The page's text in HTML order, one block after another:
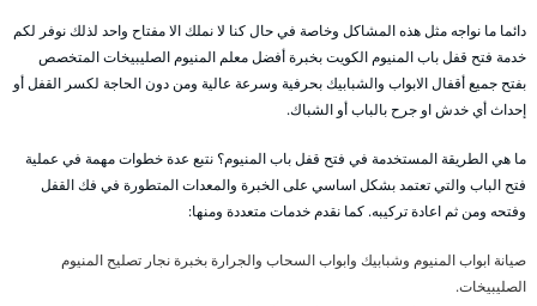
دائما ما نواجه مثل هذه المشاكل وخاصة في حال كنا لا نملك الا مفتاح واحد لذلك نوفر لكم
خدمة فتح قفل باب المنيوم الكويت بخبرة أفضل معلم المنيوم الصليبيخات المتخصص
بفتح جميع أقفال الابواب والشبابيك بحرفية وسرعة عالية ومن دون الحاجة لكسر القفل أو
إحداث أي خدش او جرح بالباب أو الشباك.
ما هي الطريقة المستخدمة في فتح قفل باب المنيوم؟ نتبع عدة خطوات مهمة في عملية
فتح الباب والتي تعتمد بشكل اساسي على الخبرة والمعدات المتطورة في فك القفل
وفتحه ومن ثم اعادة تركيبه. كما نقدم خدمات متعددة ومنها:
صيانة ابواب المنيوم وشبابيك وابواب السحاب والجرارة بخبرة نجار تصليح المنيوم
الصليبيخات.